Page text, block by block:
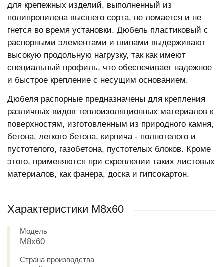
для крепежных изделий, выполненный из
полипропилена высшего сорта, не ломается и не
гнется во время установки. Дюбель пластиковый с
распорными элементами и шипами выдерживают
высокую продольную нагрузку, так как имеют
специальный профиль, что обеспечивает надежное
и быстрое крепление с несущим основанием.
Дюбеля распорные предназначены для крепления
различных видов теплоизоляционных материалов к
поверхностям, изготовленным из природного камня,
бетона, легкого бетона, кирпича - полнотелого и
пустотелого, газобетона, пустотелых блоков. Кроме
этого, применяются при скреплении таких листовых
материалов, как фанера, доска и гипсокартон.
Характеристики М8х60
Модель
М8х60
Страна производства